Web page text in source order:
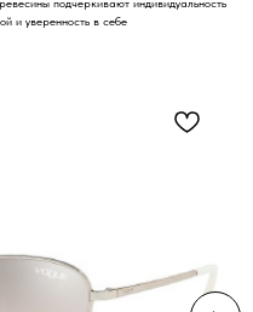
и уверенность в себе